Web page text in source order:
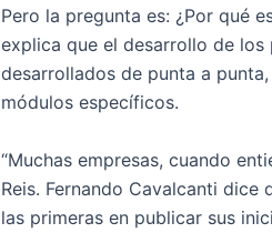
Pero la pregunta es: ¿Por qué
explica que el desarrollo de
desarrollados de punta a
módulos específicos.
“Muchas empresas, cuando
Reis. Fernando Cavalcanti
las primeras en publicar sus